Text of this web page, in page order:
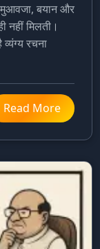
मुआवजा, बयान और
नहीं मिलती।
व्यंग्य रचना
Read More